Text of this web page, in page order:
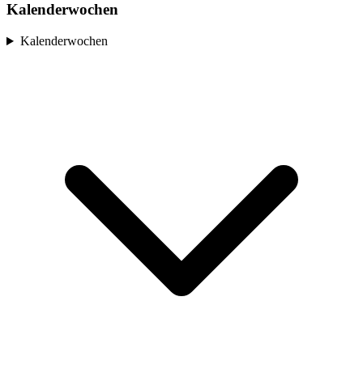
Kalenderwochen
Kalenderwochen